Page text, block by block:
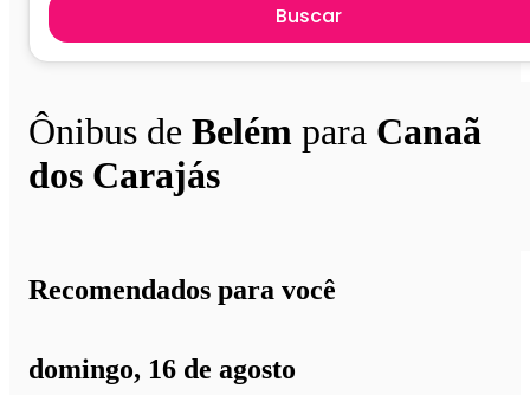
Buscar
Ônibus de Belém para Canaã
dos Carajás
Recomendados para você
domingo, 16 de agosto